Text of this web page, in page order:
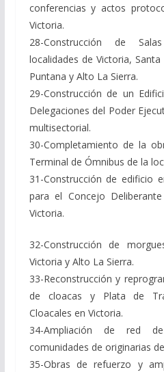
conferencias y actos
Victoria.
28-Construcción de
localidades de Victoria,
Puntana y Alto La Sierra.
29-Construcción de un
Delegaciones del Poder
multisectorial.
30-Completamiento de la
Terminal de Ómnibus de la
31-Construcción de edificio
para el Concejo
Victoria.
32-Construcción de
Victoria y Alto La Sierra.
33-Reconstrucción y
de cloacas y Plata de
Cloacales en Victoria.
34-Ampliación de red
comunidades de originarias
35-Obras de refuerzo y